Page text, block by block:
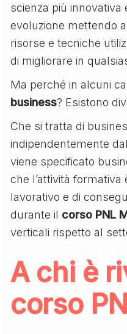
scienza più
evoluzione mettendo
risorse e tecniche
di migliorare in
Ma perché in alcuni
business? Esistono
Che si tratta di
indipendentemente
viene specificato
che l’attività formativa
lavorativo e di
durante il corso PNL
verticali rispetto al
A chi è
corso